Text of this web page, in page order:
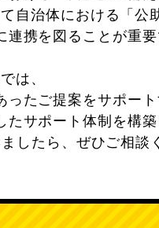
自治体における「公
携を図ることが重要
は、
たご提案をサポー
サポート体制を構築
したら、ぜひご相談